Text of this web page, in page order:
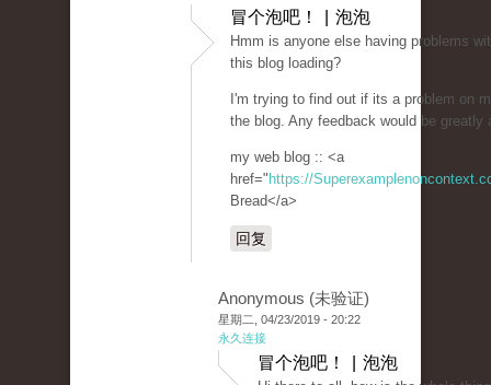
冒个泡吧！ | 泡泡
Hmm is anyone else having problems
this blog loading?
I'm trying to find out if its a problem on
the blog. Any feedback would be greatly
my web blog :: <a
href=" https://
Bread</a>
回复
Anonymous (未验证)
星期二, 04/23/2019 - 20:22
永久连接
冒个泡吧！ | 泡泡